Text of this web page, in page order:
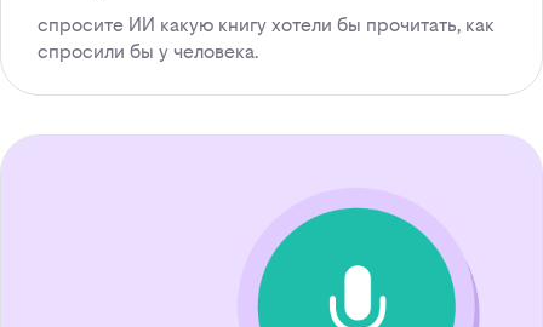
спросите ИИ какую книгу хотели бы прочитать, как
спросили бы у человека.